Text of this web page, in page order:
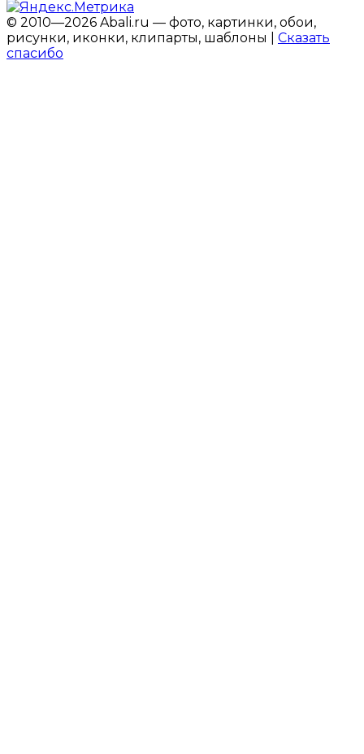
© 2010—2026 Abali.ru — фото, картинки, обои,
рисунки, иконки, клипарты, шаблоны | Сказать
спасибо